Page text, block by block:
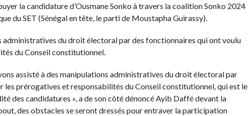
la candidature d’Ousmane Sonko à travers la coalition Sonko 2024
du SET (Sénégal en tête, le parti de Moustapha Guirassy).
administratives du droit électoral par des fonctionnaires qui ont voulu
du Conseil constitutionnel.
assisté à des manipulations administratives du droit électoral par
les prérogatives et responsabilités du Conseil constitutionnel, qui est le
des candidatures », a de son côté dénoncé Ayib Daffé devant la
des obstacles se seront dressés pour entraver la participation